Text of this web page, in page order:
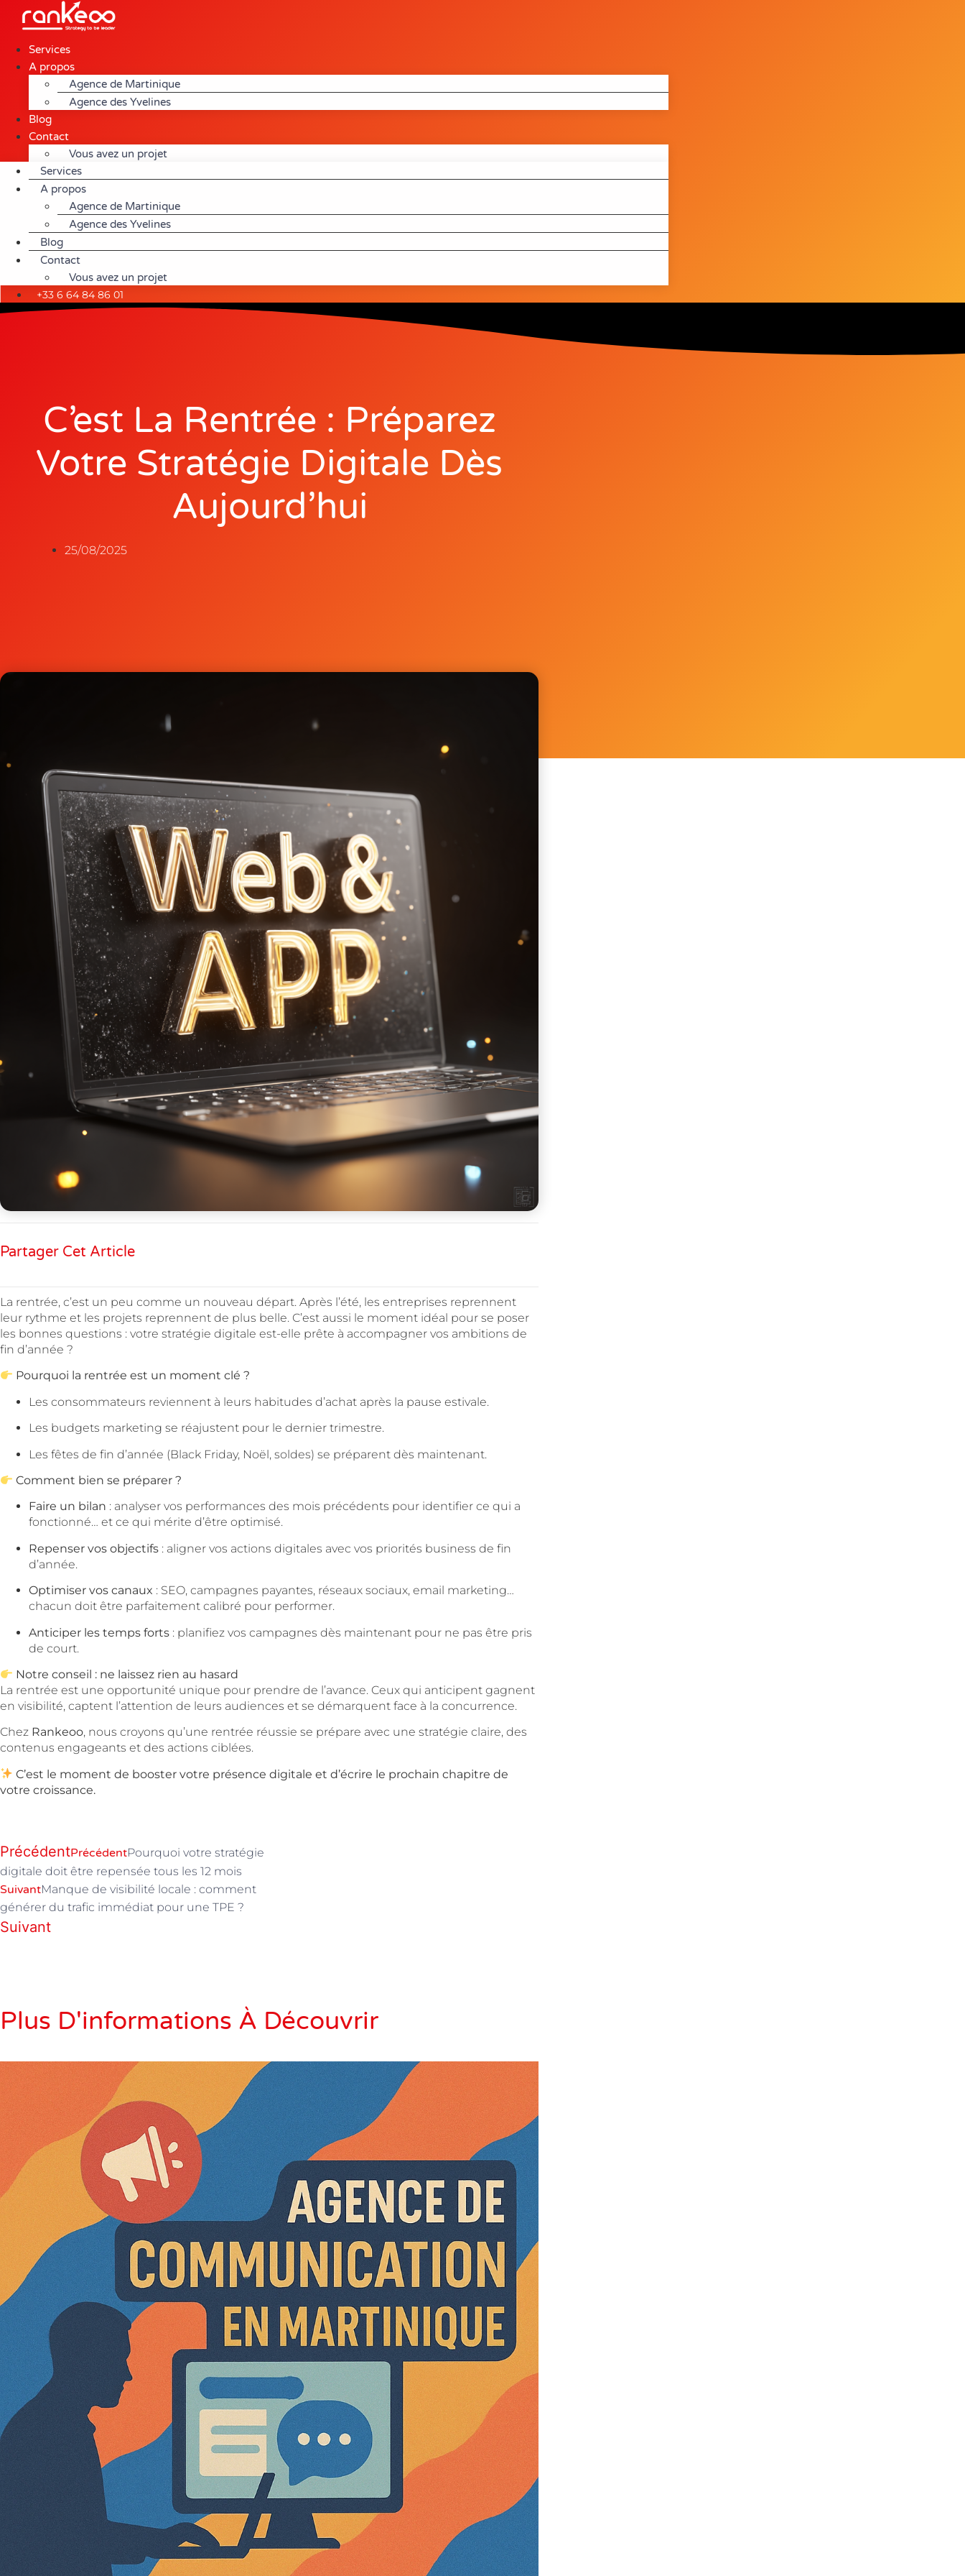
contenuServices
A propos
Agence de Martinique
Agence des Yvelines
Blog
Contact
Vous avez un projet
Services
A propos
Agence de Martinique
Agence des Yvelines
Blog
Contact
Vous avez un projet
+33 6 64 84 86 01
C’est La Rentrée : Préparez
Votre Stratégie Digitale Dès
Aujourd’hui
25/08/2025
Partager Cet Article
La rentrée, c’est un peu comme un nouveau départ. Après l’été, les entreprises reprennent
leur rythme et les projets reprennent de plus belle. C’est aussi le moment idéal pour se poser
les bonnes questions : votre stratégie digitale est-elle prête à accompagner vos ambitions de
fin d’année ?
Pourquoi la rentrée est un moment clé ?
Les consommateurs reviennent à leurs habitudes d’achat après la pause estivale.
Les budgets marketing se réajustent pour le dernier trimestre.
Les fêtes de fin d’année (Black Friday, Noël, soldes) se préparent dès maintenant.
Comment bien se préparer ?
Faire un bilan : analyser vos performances des mois précédents pour identifier ce qui a
fonctionné… et ce qui mérite d’être optimisé.
Repenser vos objectifs : aligner vos actions digitales avec vos priorités business de fin
d’année.
Optimiser vos canaux : SEO, campagnes payantes, réseaux sociaux, email marketing…
chacun doit être parfaitement calibré pour performer.
Anticiper les temps forts : planifiez vos campagnes dès maintenant pour ne pas être pris
de court.
Notre conseil : ne laissez rien au hasard
La rentrée est une opportunité unique pour prendre de l’avance. Ceux qui anticipent gagnent
en visibilité, captent l’attention de leurs audiences et se démarquent face à la concurrence.
Chez Rankeoo, nous croyons qu’une rentrée réussie se prépare avec une stratégie claire, des
contenus engageants et des actions ciblées.
C’est le moment de booster votre présence digitale et d’écrire le prochain chapitre de
votre croissance.
PrécédentPrécédentPourquoi votre stratégie
digitale doit être repensée tous les 12 mois
SuivantManque de visibilité locale : comment
générer du trafic immédiat pour une TPE ?
Suivant
Plus D'informations À Découvrir